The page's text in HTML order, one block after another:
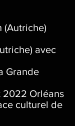
(Autriche)
avec
Grande
2022 Orléans
culturel de